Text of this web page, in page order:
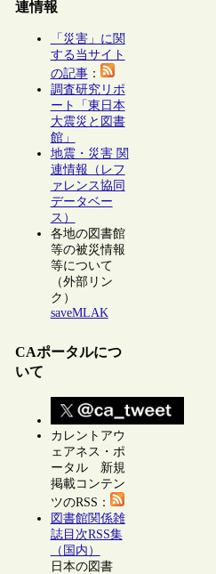
連情報
「災害」に関
する当サイト
の記事：
調査研究リポ
ート「東日本
大震災と図書
館」
地震・災害 関
連情報（レフ
ァレンス協同
データベー
ス）
各地の図書館
等の被災情報
等について
（外部リン
ク）
saveMLAK
CAポータルにつ
いて
カレントアウ
ェアネス・ポ
ータル 新規
掲載コンテン
ツのRSS：
図書館関係雑
誌目次RSS集
（国内）
日本の図書